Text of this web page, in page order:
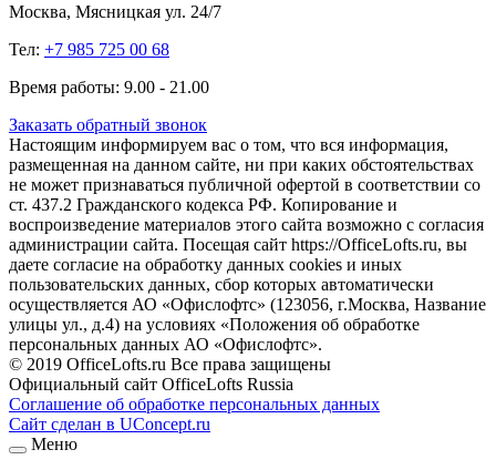
Москва, Мясницкая ул. 24/7
Тел: +7 985 725 00 68
Время работы: 9.00 - 21.00
Заказать обратный звонок
Настоящим информируем вас о том, что вся информация,
размещенная на данном сайте, ни при каких обстоятельствах
не может признаваться публичной офертой в соответствии со
ст. 437.2 Гражданского кодекса РФ. Копирование и
воспроизведение материалов этого сайта возможно с согласия
администрации сайта. Посещая сайт https://OfficeLofts.ru, вы
даете согласие на обработку данных cookies и иных
пользовательских данных, сбор которых автоматически
осуществляется АО «Офислофтс» (123056, г.Москва, Название
улицы ул., д.4) на условиях «Положения об обработке
персональных данных АО «Офислофтс».
© 2019 OfficeLofts.ru Все права защищены
Официальный сайт OfficeLofts Russia
Соглашение об обработке персональных данных
Сайт сделан в UConcept.ru
Меню